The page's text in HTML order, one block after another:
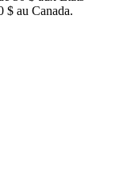
$ au Canada.